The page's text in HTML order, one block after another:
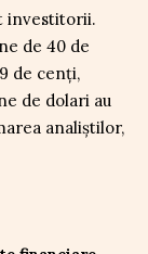
investitorii.
de 40 de
de cenți,
de dolari au
analiștilor,